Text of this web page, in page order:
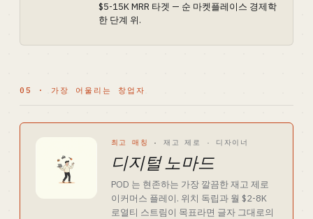
$5-15K MRR 타겟 — 순 마켓플레이스 경제학
한 단계 위.
05 · 가장 어울리는 창업자
최고 매칭 ·재고 제로 · 디자이너
디지털 노마드
POD 는 현존하는 가장 깔끔한 재고 제로
이커머스 플레이. 위치 독립과 월 $2-8K
로열티 스트림이 목표라면 글자 그대로의